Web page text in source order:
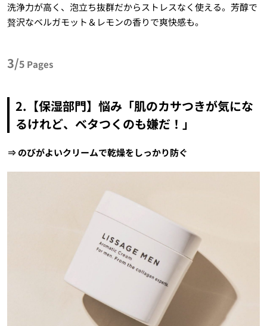
洗浄力が高く、泡立ち抜群だからストレスなく使える。芳醇で
贅沢なベルガモット＆レモンの香りで爽快感も。
3/5 Pages
2.【保湿部門】悩み「肌のカサつきが気にな
るけれど、ベタつくのも嫌だ！」
⇒ のびがよいクリームで乾燥をしっかり防ぐ